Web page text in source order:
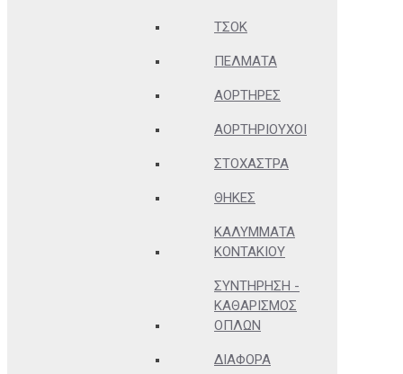
ΤΣΟΚ
ΠΈΛΜΑΤΑ
ΑΟΡΤΉΡΕΣ
ΑΟΡΤΗΡΙΟΎΧΟΙ
ΣΤΌΧΑΣΤΡΑ
ΘΉΚΕΣ
ΚΑΛΎΜΜΑΤΑ
ΚΟΝΤΑΚΊΟΥ
ΣΥΝΤΉΡΗΣΗ -
ΚΑΘΑΡΙΣΜΌΣ
ΌΠΛΩΝ
ΔΙΆΦΟΡΑ